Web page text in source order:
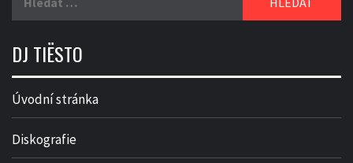
DJ TIËSTO
Úvodní stránka
Diskografie